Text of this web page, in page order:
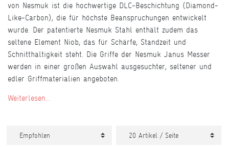
von Nesmuk ist die hochwertige DLC-Beschichtung (Diamond-
Like-Carbon), die für höchste Beanspruchungen entwickelt
wurde. Der patentierte Nesmuk Stahl enthält zudem das
seltene Element Niob, das für Schärfe, Standzeit und
Schnitthaltigkeit steht. Die Griffe der Nesmuk Janus Messer
werden in einer großen Auswahl ausgesuchter, seltener und
edler Griffmaterialien angeboten.
Weiterlesen...